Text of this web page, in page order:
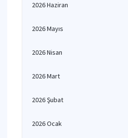
2026 Haziran
2026 Mayıs
2026 Nisan
2026 Mart
2026 Şubat
2026 Ocak